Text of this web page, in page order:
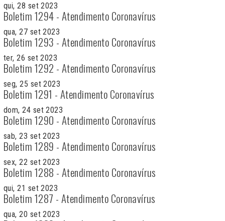
qui, 28 set 2023
Boletim 1294 - Atendimento Coronavírus
qua, 27 set 2023
Boletim 1293 - Atendimento Coronavírus
ter, 26 set 2023
Boletim 1292 - Atendimento Coronavírus
seg, 25 set 2023
Boletim 1291 - Atendimento Coronavírus
dom, 24 set 2023
Boletim 1290 - Atendimento Coronavírus
sab, 23 set 2023
Boletim 1289 - Atendimento Coronavírus
sex, 22 set 2023
Boletim 1288 - Atendimento Coronavírus
qui, 21 set 2023
Boletim 1287 - Atendimento Coronavírus
qua, 20 set 2023